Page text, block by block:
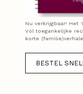
Nu verkrijgbaar! Het
Vol toegankelijke
korte
BESTEL